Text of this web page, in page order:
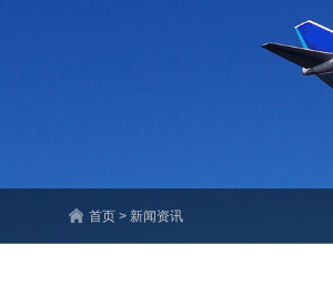
首页 > 新闻资讯